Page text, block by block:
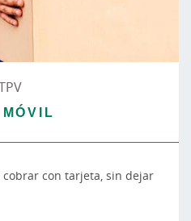
cobrar con tarjeta, sin dejar